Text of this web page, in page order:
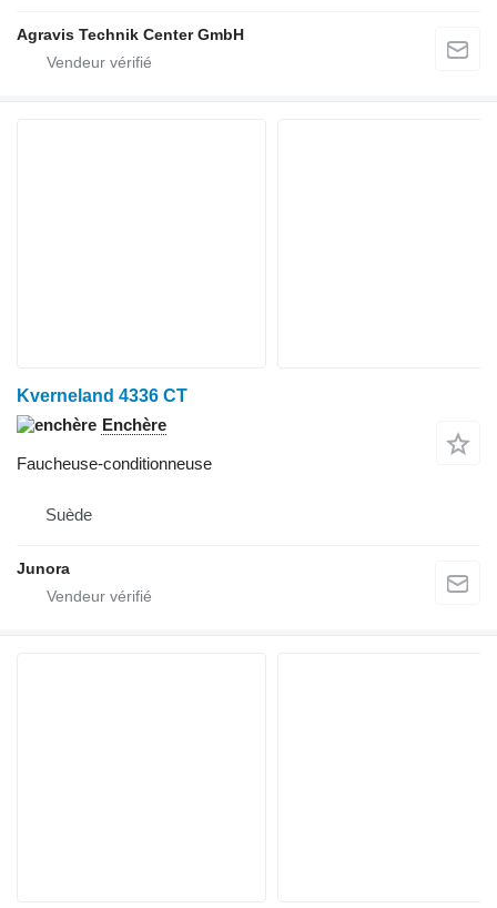
Agravis Technik Center GmbH
Kverneland 4336 CT
Enchère
Faucheuse-conditionneuse
Suède
Junora